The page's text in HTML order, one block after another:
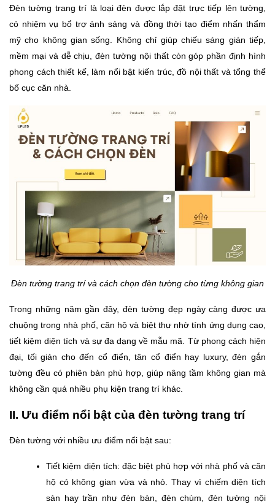
Đèn tường trang trí là loại đèn được lắp đặt trực tiếp lên tường,
có nhiệm vụ bổ trợ ánh sáng và đồng thời tạo điểm nhấn thẩm
mỹ cho không gian sống. Không chỉ giúp chiếu sáng gián tiếp,
mềm mại và dễ chịu, đèn tường nội thất còn góp phần định hình
phong cách thiết kế, làm nổi bật kiến trúc, đồ nội thất và tổng thể
bố cục căn nhà.
Đèn tường trang trí và cách chọn đèn tường cho từng không gian
Trong những năm gần đây, đèn tường đẹp ngày càng được ưa
chuộng trong nhà phố, căn hộ và biệt thự nhờ tính ứng dụng cao,
tiết kiệm diện tích và sự đa dạng về mẫu mã. Từ phong cách hiện
đại, tối giản cho đến cổ điển, tân cổ điển hay luxury, đèn gắn
tường đều có phiên bản phù hợp, giúp nâng tầm không gian mà
không cần quá nhiều phụ kiện trang trí khác.
II. Ưu điểm nổi bật của đèn tường trang trí
Đèn tường với nhiều ưu điểm nổi bật sau:
Tiết kiệm diện tích: đặc biệt phù hợp với nhà phố và căn
hộ có không gian vừa và nhỏ. Thay vì chiếm diện tích
sàn hay trần như đèn bàn, đèn chùm, đèn tường nội